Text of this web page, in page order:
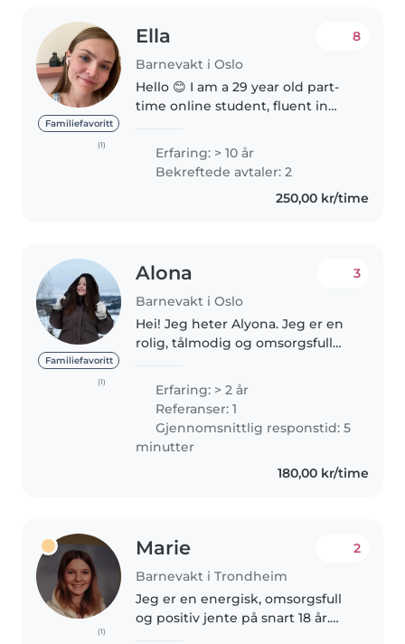
Familiefavoritt
(1)
Ella
Barnevakt i Oslo
8
Hello 😊 I am a 29 year old part-
time online student, fluent in
good experience baby sitting. I
have experience with all ages,
mostly with one child at a..
Erfaring: > 10 år
Bekreftede avtaler: 2
250,00 kr/time
Familiefavoritt
(1)
Alona
Barnevakt i Oslo
3
Hei! Jeg heter Alyona. Jeg er en
rolig, tålmodig og omsorgsfull
med barn. Jeg har erfaring fra
barnehage og har jobbet som
barnevakt for mange familier...
Erfaring: > 2 år
Referanser: 1
Gjennomsnittlig responstid: 5
minutter
180,00 kr/time
(1)
Marie
Barnevakt i Trondheim
2
Jeg er en energisk, omsorgsfull
og positiv jente på snart 18 år.